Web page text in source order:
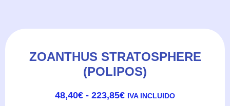
ZOANTHUS STRATOSPHERE
(POLIPOS)
48,40€ - 223,85€DE
IVA INCLUIDO